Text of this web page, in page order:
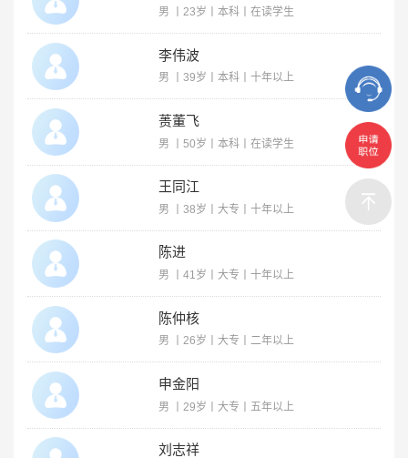
男 丨23岁丨本科丨在读学生
李伟波
男 丨39岁丨本科丨十年以上
蒉董飞
男 丨50岁丨本科丨在读学生
王同江
男 丨38岁丨大专丨十年以上
陈进
男 丨41岁丨大专丨十年以上
陈仲核
男 丨26岁丨大专丨二年以上
申金阳
男 丨29岁丨大专丨五年以上
刘志祥